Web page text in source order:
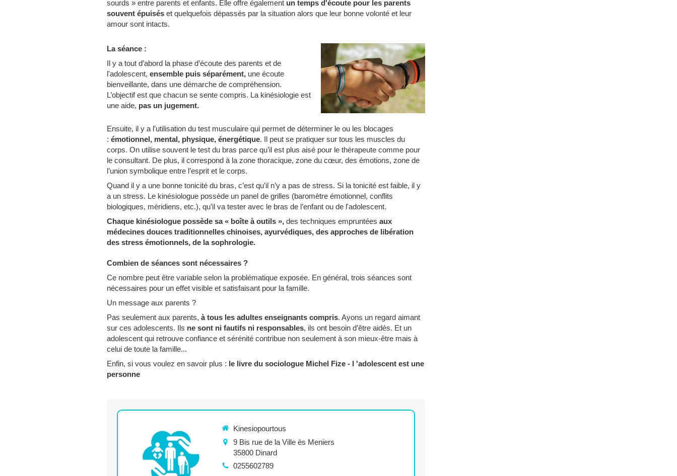
sourds » entre parents et enfants. Elle offre également un temps d'écoute pour les parents
souvent épuisés et quelquefois dépassés par la situation alors que leur bonne volonté et leur
amour sont intacts.
La séance :
Il y a tout d’abord la phase d’écoute des parents et de
l'adolescent, ensemble puis séparément, une écoute
bienveillante, dans une démarche de compréhension.
L’objectif est que chacun se sente compris. La kinésiologie est
une aide, pas un jugement.
Ensuite, il y a l’utilisation du test musculaire qui permet de déterminer le ou les blocages
: émotionnel, mental, physique, énergétique. Il peut se pratiquer sur tous les muscles du
corps. On utilise souvent le test du bras parce qu’il est plus aisé pour le thérapeute comme pour
le consultant. De plus, il correspond à la zone thoracique, zone du cœur, des émotions, zone de
l’union symbolique entre l’esprit et le corps.
Quand il y a une bonne tonicité du bras, c’est qu’il n’y a pas de stress. Si la tonicité est faible, il y
a un stress. Le kinésiologue possède un panel de grilles (baromètre émotionnel, conflits
biologiques, méridiens, etc.), qu’il va tester avec le bras de l’enfant ou de l'adolescent.
Chaque kinésiologue possède sa « boîte à outils », des techniques empruntées aux
médecines douces traditionnelles chinoises, ayurvédiques, des approches de libération
des stress émotionnels, de la sophrologie.
Combien de séances sont nécessaires ?
Ce nombre peut être variable selon la problématique exposée. En général, trois séances sont
nécessaires pour un effet visible et satisfaisant pour la famille.
Un message aux parents ?
Pas seulement aux parents, à tous les adultes enseignants compris. Ayons un regard aimant
sur ces adolescents. Ils ne sont ni fautifs ni responsables, ils ont besoin d’être aidés. Et un
adolescent qui retrouve confiance et sérénité contribue non seulement à son mieux-être mais à
celui de toute la famille...
Enfin, si vous voulez en savoir plus : le livre du sociologue Michel Fize - l 'adolescent est une
personne
Kinesiopourtous
9 Bis rue de la Ville ès Meniers
35800 Dinard
0255602789